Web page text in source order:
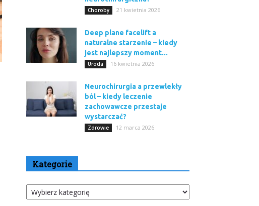
Choroby 21 kwietnia 2026
Deep plane facelift a
naturalne starzenie – kiedy
jest najlepszy moment...
Uroda 16 kwietnia 2026
Neurochirurgia a przewlekły
ból – kiedy leczenie
zachowawcze przestaje
wystarczać?
Zdrowie 12 marca 2026
Kategorie
Kategorie